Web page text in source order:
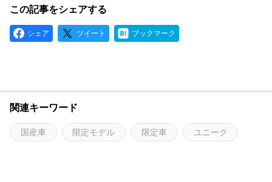
この記事をシェアする
シェア ツイート ブックマーク
関連キーワード
国産車 限定モデル 限定車 ユニーク